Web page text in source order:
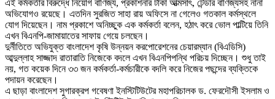
এই কর্মকর্তার বিরুদ্ধে নিয়োগ বাণিজ্য, প্রকাশনার টাকা আত্মসাৎ, টেন্ডার বাণিজ্যসহ নানা
অভিযোগও রয়েছে। এতদিন সুরজিত সাহা রায় অফিসে না গেলেও গতকাল কর্মস্থলে
যোগ দিয়েছেন। নাম প্রকাশে অনিচ্ছুক এক কর্মকর্তা বলেন, হঠাৎ করে ভোল পাল্টিয়ে তিনি
এখন বিএনপি-জামায়াতের সাফায় গেয়ে চলছেন।
দুর্নীতিতে অভিযুক্ত বাংলাদেশ কৃষি উন্নয়ন করপোরেশনের চেয়ারম্যান (বিএডিসি)
আব্দুল্লাহ সাজ্জাদ রাতারাতি নিজেকে বদলে এখন বিএনপিপন্থি পরিচয় দিচ্ছেন। শুধু তাই
নয়, গত কয়েক দিনে ৩৩ জন কর্মকর্তা-কর্মচারীকে বদলি করে নিজের পছন্দের ব্যক্তিকে
পদায়ন করেছেন।
এ ছাড়া বাংলাদেশ সুগারক্রপ গবেষণা ইনস্টিটিউটের মহাপরিচালক ড. ফেরদৌসী ইসলাম ও